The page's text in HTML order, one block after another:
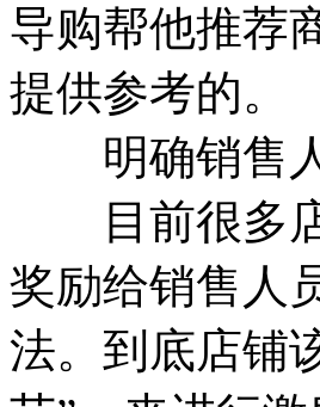
导购帮他推荐
提供参考的。
明确销售人
目前很多店
奖励给销售人
法。到底店铺